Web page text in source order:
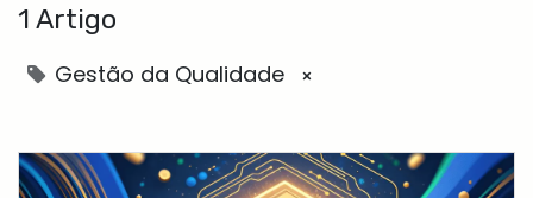
1 Artigo
Gestão da Qualidade ×